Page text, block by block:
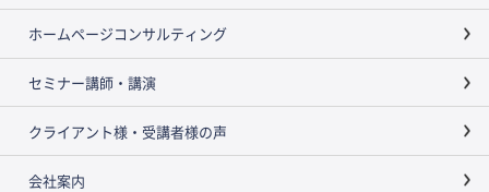
ホームページコンサルティング
セミナー講師・講演
クライアント様・受講者様の声
会社案内